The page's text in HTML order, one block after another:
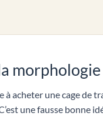
à acheter une cage de
une fausse bonne